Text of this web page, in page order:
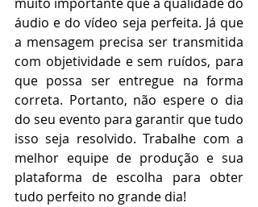
áudio e do vídeo seja perfeita. Já que
a mensagem precisa ser transmitida
com objetividade e sem ruídos, para
que possa ser entregue na forma
correta. Portanto, não espere o dia
do seu evento para garantir que tudo
isso seja resolvido. Trabalhe com a
melhor equipe de produção e sua
plataforma de escolha para obter
tudo perfeito no grande dia!